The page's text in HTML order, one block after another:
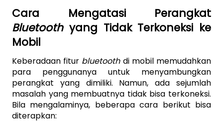
Bluetooth yang Tidak Terkoneksi ke
Mobil
Keberadaan fitur bluetooth di mobil memudahkan
para penggunanya untuk menyambungkan
perangkat yang dimiliki. Namun, ada sejumlah
masalah yang membuatnya tidak bisa terkoneksi.
Bila mengalaminya, beberapa cara berikut bisa
diterapkan: